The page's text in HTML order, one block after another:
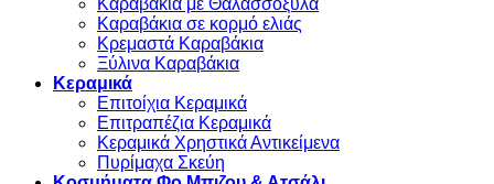
Καραβάκια με Θαλασσόξυλα
Καραβάκια σε κορμό ελιάς
Κρεμαστά Καραβάκια
Ξύλινα Καραβάκια
Κεραμικά
Επιτοίχια Κεραμικά
Επιτραπέζια Κεραμικά
Κεραμικά Χρηστικά Αντικείμενα
Πυρίμαχα Σκεύη